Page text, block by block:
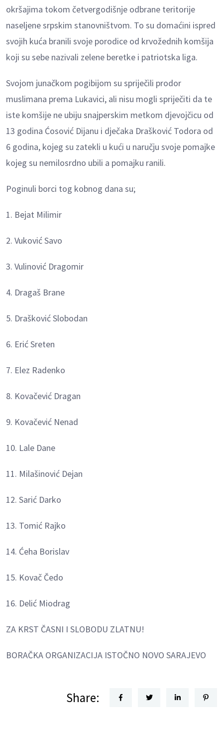
okršajima tokom četvergodišnje odbrane teritorije
naseljene srpskim stanovništvom. To su domaćini ispred
svojih kuća branili svoje porodice od krvožednih komšija
koji su sebe nazivali zelene beretke i patriotska liga.
Svojom junačkom pogibijom su spriječili prodor
muslimana prema Lukavici, ali nisu mogli spriječiti da te
iste komšije ne ubiju snajperskim metkom djevojčicu od
13 godina Ćosović Dijanu i dječaka Drašković Todora od
6 godina, kojeg su zatekli u kući u naručju svoje pomajke
kojeg su nemilosrdno ubili a pomajku ranili.
Poginuli borci tog kobnog dana su;
1. Bejat Milimir
2. Vuković Savo
3. Vulinović Dragomir
4. Dragaš Brane
5. Drašković Slobodan
6. Erić Sreten
7. Elez Radenko
8. Kovačević Dragan
9. Kovačević Nenad
10. Lale Dane
11. Milašinović Dejan
12. Sarić Darko
13. Tomić Rajko
14. Ćeha Borislav
15. Kovač Čedo
16. Delić Miodrag
ZA KRST ČASNI I SLOBODU ZLATNU!
BORAČKA ORGANIZACIJA ISTOČNO NOVO SARAJEVO
Share: